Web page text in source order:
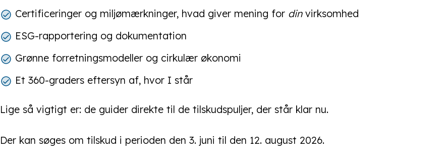
Certificeringer og miljømærkninger, hvad giver mening for dinvirksomhed
ESG-rapportering og dokumentation
Grønne forretningsmodeller og cirkulær økonomi
Et 360-graders eftersyn af, hvor I står
Lige så vigtigt er: de guider direkte til de tilskudspuljer, der står klar nu.
Der kan søges om tilskud i perioden den 3. juni til den 12. august 2026.